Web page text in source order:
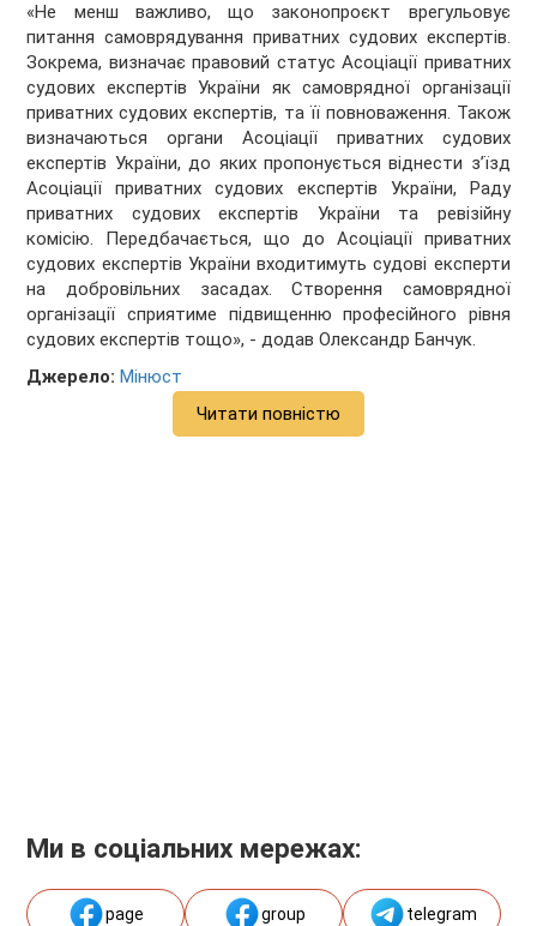
«Не менш важливо, що законопроєкт врегульовує
питання самоврядування приватних судових експертів.
Зокрема, визначає правовий статус Асоціації приватних
судових експертів України як самоврядної організації
приватних судових експертів, та її повноваження. Також
визначаються органи Асоціації приватних судових
експертів України, до яких пропонується віднести з’їзд
Асоціації приватних судових експертів України, Раду
приватних судових експертів України та ревізійну
комісію. Передбачається, що до Асоціації приватних
судових експертів України входитимуть судові експерти
на добровільних засадах. Створення самоврядної
організації сприятиме підвищенню професійного рівня
судових експертів тощо», - додав Олександр Банчук.
Джерело: Мінюст
Читати повністю
Ми в соціальних мережах:
page group telegram